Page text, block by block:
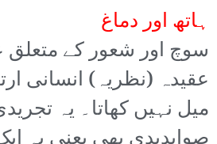
ہاتھ اور دماغ
سوچ اور شعور کے متعلق
عقیدہ (نظریہ) انسانی
میل نہیں کھاتا۔ یہ